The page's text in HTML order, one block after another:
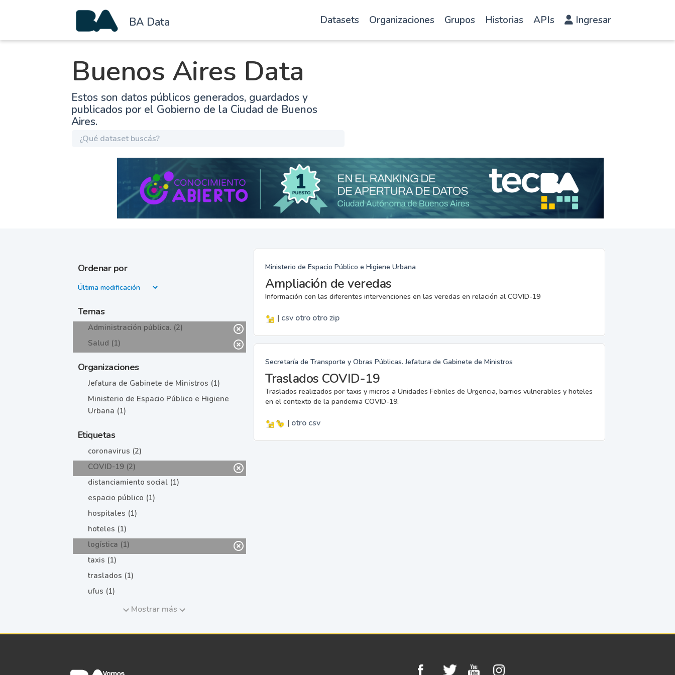
BA Data Datasets Organizaciones Grupos Historias APIs Ingresar
Buenos Aires Data
Estos son datos públicos generados, guardados y
publicados por el Gobierno de la Ciudad de Buenos
Aires.
Ordenar por
Temas
Administración pública. (2)
Salud (1)
Organizaciones
Jefatura de Gabinete de Ministros (1)
Ministerio de Espacio Público e Higiene
Urbana (1)
Etiquetas
coronavirus (2)
COVID-19 (2)
distanciamiento social (1)
espacio público (1)
hospitales (1)
hoteles (1)
logística (1)
taxis (1)
traslados (1)
ufus (1)
Mostrar más
Ministerio de Espacio Público e Higiene Urbana
Ampliación de veredas
Información con las diferentes intervenciones en las veredas en relación al COVID-19
| csv otro otrozip
Secretaría de Transporte y Obras Públicas. Jefatura de Gabinete de Ministros
Traslados COVID-19
Traslados realizados por taxis y micros a Unidades Febriles de Urgencia, barrios vulnerables y hoteles
en el contexto de la pandemia COVID-19.
| otro csv